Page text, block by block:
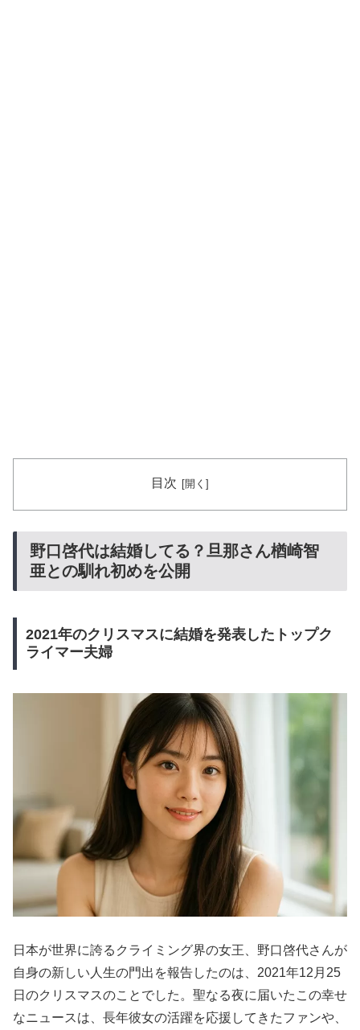
目次
野口啓代は結婚してる？旦那さん楢崎智
亜との馴れ初めを公開
2021年のクリスマスに結婚を発表したトップク
ライマー夫婦
日本が世界に誇るクライミング界の女王、野口啓代さんが
自身の新しい人生の門出を報告したのは、2021年12月25
日のクリスマスのことでした。聖なる夜に届いたこの幸せ
なニュースは、長年彼女の活躍を応援してきたファンや、